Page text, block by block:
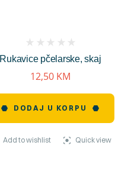
Rukavice pčelarske, skaj
reviews)
12,50 KM
DODAJ U KORPU
Add to wishlist Quick view